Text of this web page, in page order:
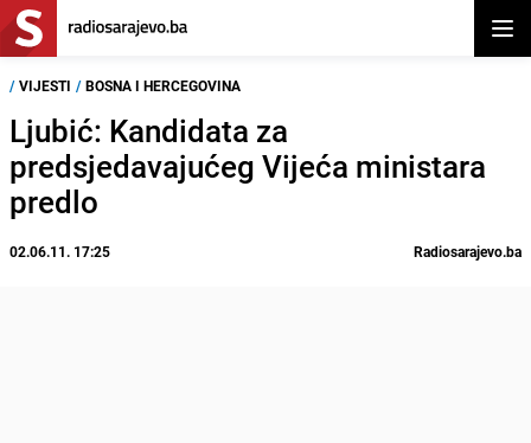
/ VIJESTI / BOSNA I HERCEGOVINA
Ljubić: Kandidata za
predsjedavajućeg Vijeća ministara
predlo
02.06.11. 17:25 Radiosarajevo.ba